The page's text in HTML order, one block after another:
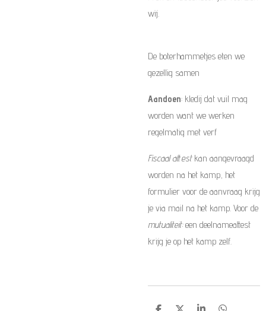
wij.
De boterhammetjes eten we
gezellig samen
Aandoen: kledij dat vuil mag
worden want we werken
regelmatig met verf
Fiscaal attestkan aangevraagd
worden na het kamp, het
formulier voor de aanvraag krijg
je via mail na het kamp. Voor de
mutualiteit:een deelnameattest
krijg je op het kamp zelf.